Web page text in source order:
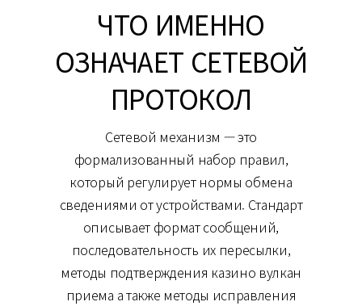
ЧТО ИМЕННО
ОЗНАЧАЕТ СЕТЕВОЙ
ПРОТОКОЛ
Сетевой механизм — это
формализованный набор правил,
который регулирует нормы обмена
сведениями от устройствами. Стандарт
описывает формат сообщений,
последовательность их пересылки,
методы подтверждения казино вулкан
приема а также методы исправления